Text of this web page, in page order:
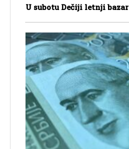
U subotu Dečiji letnji bazar